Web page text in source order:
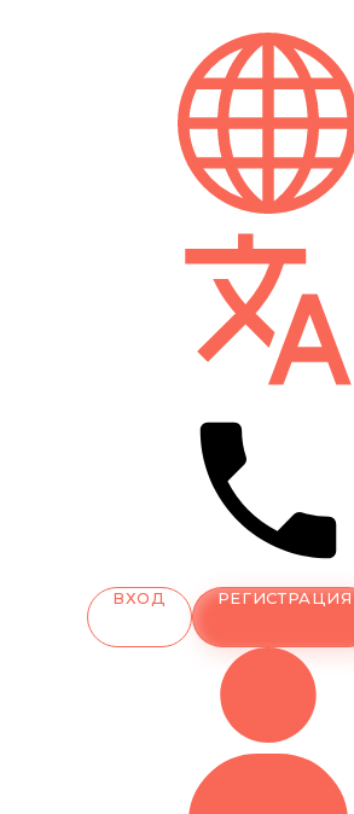
ВХОД РЕГИСТРАЦИЯ